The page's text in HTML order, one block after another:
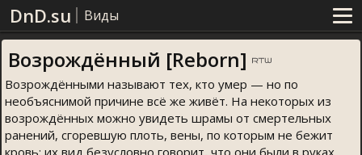
DnD.su Виды
Возрождённый [Reborn]
Возрождёнными называют тех, кто умер — но по
необъяснимой причине всё же живёт. На некоторых из
возрождённых можно увидеть шрамы от смертельных
ранений, сгоревшую плоть, вены, по которым не бежит
кровь: их вид безусловно говорит, что они были в руках